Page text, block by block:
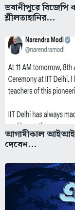
ভবানীপুরে বিজেপি
শ্লীলতাহানির...
আগামীকাল
দেবেন...